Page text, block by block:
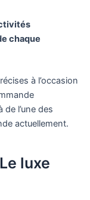
chaque
à l’occasion
l’une des
actuellement.
luxe